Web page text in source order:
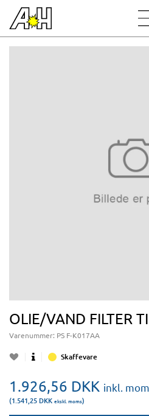
OLIE/VAND FILTER
Varenummer: PS F-K017AA
Skaffevare
1.926,56 DKK inkl.
(1.541,25 DKK ekskl. moms)